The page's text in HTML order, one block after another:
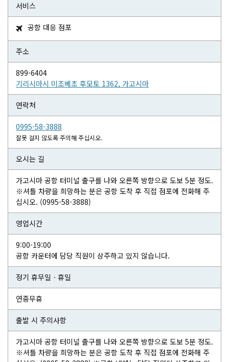
서비스
 공항 대응 점포
주소
899-6404
기리시마시 미조베초 후모토 1362, 가고시마
연락처
0995-58-3888
잘못 걸지 않도록 주의해 주십시오.
오시는 길
가고시마 공항 터미널 출구를 나와 오른쪽 방향으로 도보 5분 정도.
※셔틀 차량을 희망하는 분은 공항 도착 후 직접 점포에 전화해 주
십시오. (0995-58-3888)
영업시간
9:00-19:00
공항 카운터에 담당 직원이 상주하고 있지 않습니다.
정기 휴무일ㆍ휴일
연중무휴
출발 시 주의사항
가고시마 공항 터미널 출구를 나와 오른쪽 방향으로 도보 5분 정도.
※셔틀 차량을 희망하는 분은 공항 도착 후 직접 점포에 전화해 주